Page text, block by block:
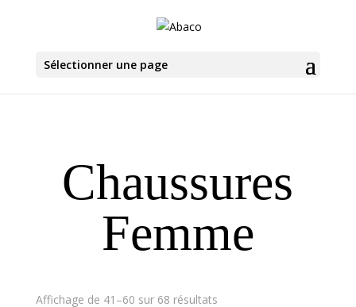
Sélectionner une page
Chaussures
Femme
Affichage de 41–60 sur 68 résultats